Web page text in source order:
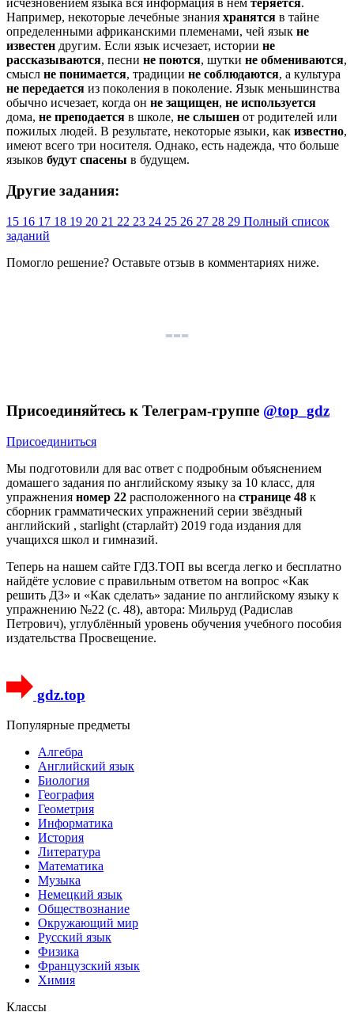
исчезновением языка вся информация в нем теряется.
Например, некоторые лечебные знания хранятся в тайне
определенными африканскими племенами, чей язык не
известен другим. Если язык исчезает, истории не
рассказываются, песни не поются, шутки не обмениваются,
смысл не понимается, традиции не соблюдаются, а культура
не передается из поколения в поколение. Язык меньшинства
обычно исчезает, когда он не защищен, не используется
дома, не преподается в школе, не слышен от родителей или
пожилых людей. В результате, некоторые языки, как известно,
имеют всего три носителя. Однако, есть надежда, что больше
языков будут спасены в будущем.
Другие задания:
15 16 17 18 19 20 21 22 23 24 25 26 27 28 29 Полный список
заданий
Помогло решение? Оставьте отзыв в комментариях ниже.
Присоединяйтесь к Телеграм-группе @top_gdz
Присоединиться
Мы подготовили для вас ответ c подробным объяснением
домашего задания по английскому языку за 10 класс, для
упражнения номер 22 расположенного на странице 48 к
сборник грамматических упражнений серии звёздный
английский , starlight (старлайт) 2019 года издания для
учащихся школ и гимназий.
Теперь на нашем сайте ГДЗ.ТОП вы всегда легко и бесплатно
найдёте условие с правильным ответом на вопрос «Как
решить ДЗ» и «Как сделать» задание по английскому языку к
упражнению №22 (с. 48), автора: Мильруд (Радислав
Петрович), углублённый уровень обучения учебного пособия
издательства Просвещение.
gdz.top
Популярные предметы
Алгебра
Английский язык
Биология
География
Геометрия
Информатика
История
Литература
Математика
Музыка
Немецкий язык
Обществознание
Окружающий мир
Русский язык
Физика
Французский язык
Химия
Классы